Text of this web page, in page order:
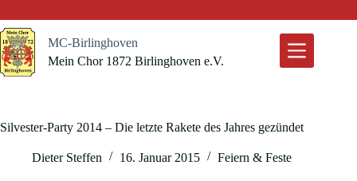
Inhalt
springen
MC-Birlinghoven
Mein Chor 1872 Birlinghoven e.V.
Silvester-Party 2014 – Die letzte Rakete des Jahres gezündet
Dieter Steffen 16. Januar 2015 Feiern & Feste